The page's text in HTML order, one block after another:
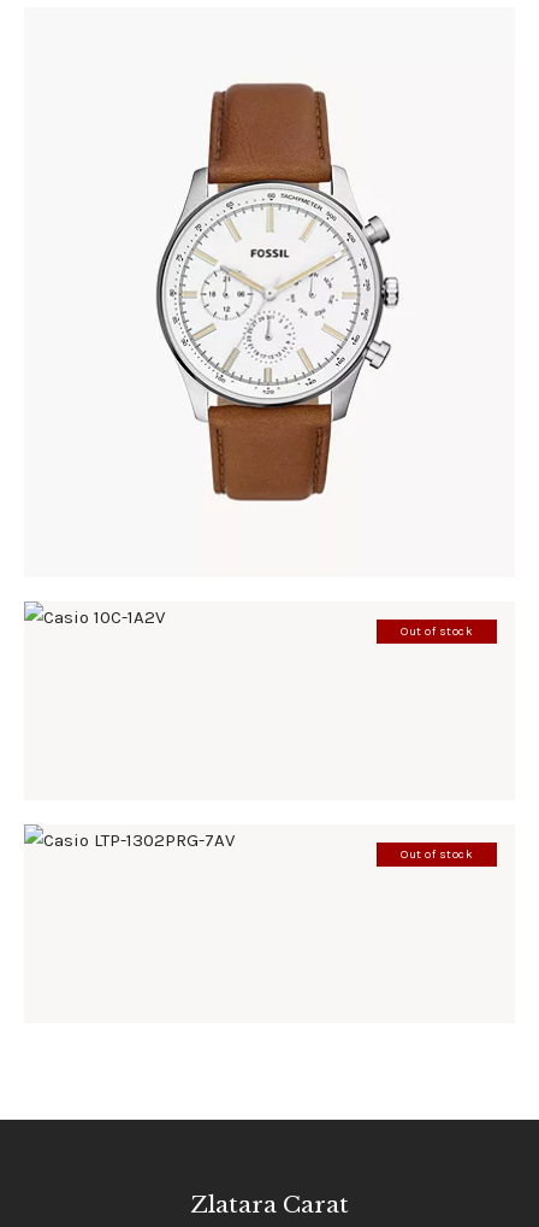
FOSSIL BQ2748
345 00 KM
Out of stock
Out of stock
Zlatara Carat